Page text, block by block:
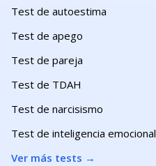
Test de autoestima
Test de apego
Test de pareja
Test de TDAH
Test de narcisismo
Test de inteligencia emocional
Ver más tests →